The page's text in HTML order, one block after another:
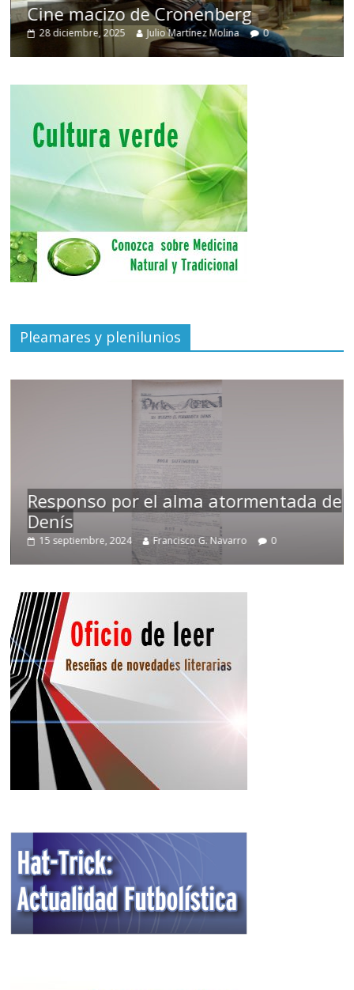
Cine macizo de Cronenberg
28 diciembre, 2025 Julio Martínez Molina 0
Pleamares y plenilunios
Responso por el alma atormentada de
Denís
15 septiembre, 2024 Francisco G. Navarro 0